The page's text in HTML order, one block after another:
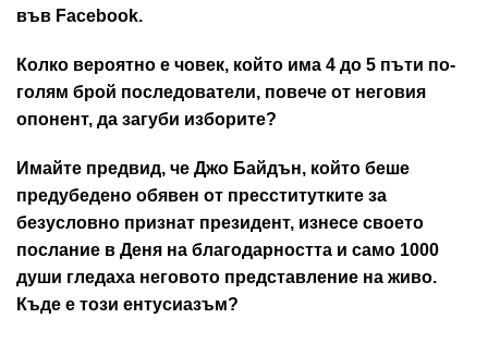
във Facebook.
Колко вероятно е човек, който има 4 до 5 пъти по-
голям брой последователи, повече от неговия
опонент, да загуби изборите?
Имайте предвид, че Джо Байдън, който беше
предубедено обявен от пресститутките за
безусловно признат президент, изнесе своето
послание в Деня на благодарността и само 1000
души гледаха неговото представление на живо.
Къде е този ентусиазъм?